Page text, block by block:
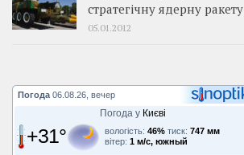
стратегічну ядерну ракету
05.01.2012
Погода 06.08.26, вечер
Погода у Києві
+31° вологість: 46% тиск: 747 мм
вітер: 1 м/с, южный